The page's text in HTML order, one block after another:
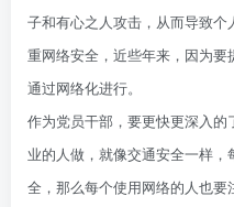
子和有心之人攻击，从而导致
重网络安全，近些年来，因为
通过网络化进行。
作为党员干部，要更快更深入
业的人做，就像交通安全一样
全，那么每个使用网络的人也